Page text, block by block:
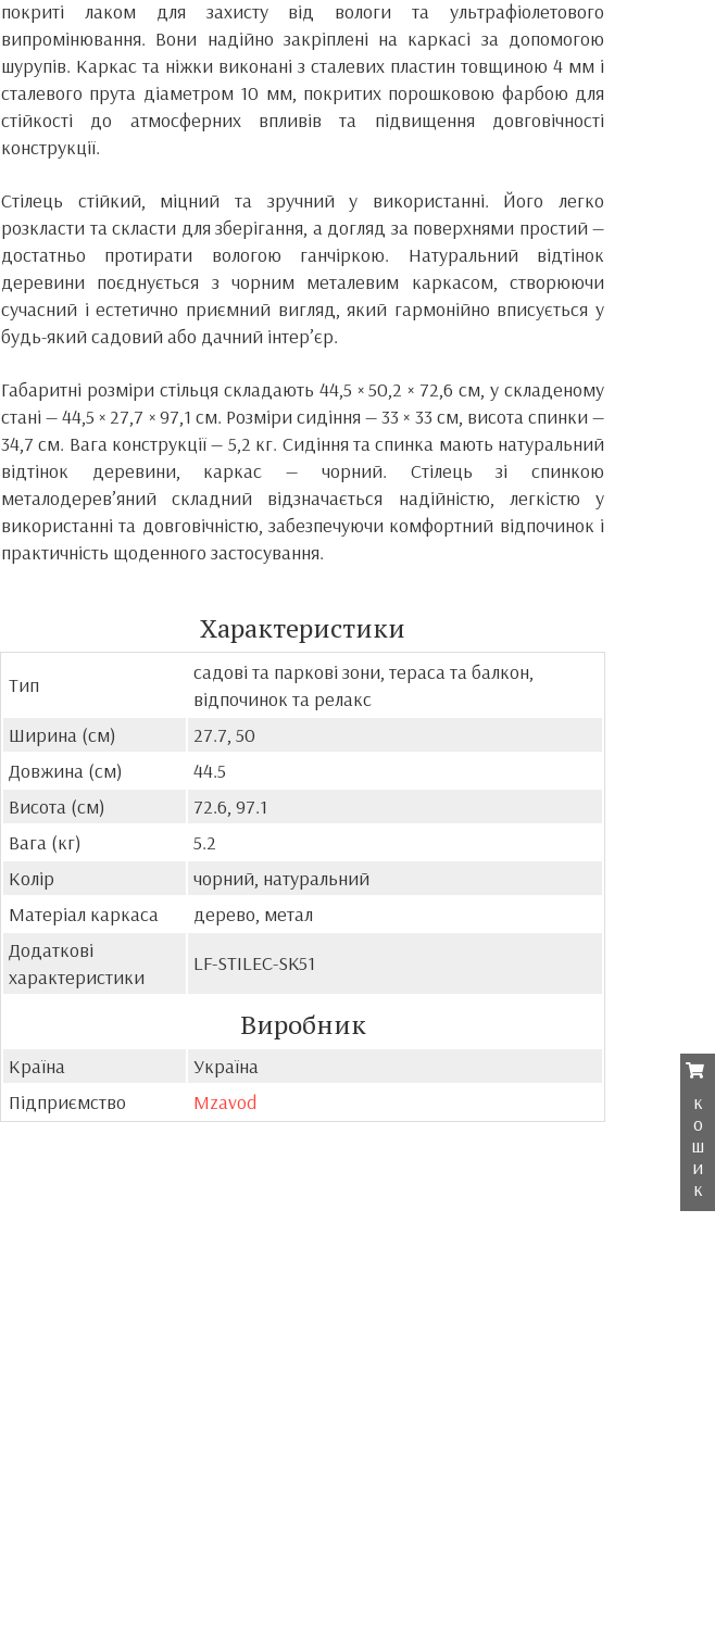
покриті лаком для захисту від вологи та ультрафіолетового
випромінювання. Вони надійно закріплені на каркасі за допомогою
шурупів. Каркас та ніжки виконані з сталевих пластин товщиною 4 мм і
сталевого прута діаметром 10 мм, покритих порошковою фарбою для
стійкості до атмосферних впливів та підвищення довговічності
конструкції.
Стілець стійкий, міцний та зручний у використанні. Його легко
розкласти та скласти для зберігання, а догляд за поверхнями простий —
достатньо протирати вологою ганчіркою. Натуральний відтінок
деревини поєднується з чорним металевим каркасом, створюючи
сучасний і естетично приємний вигляд, який гармонійно вписується у
будь-який садовий або дачний інтер’єр.
Габаритні розміри стільця складають 44,5 × 50,2 × 72,6 см, у складеному
стані — 44,5 × 27,7 × 97,1 см. Розміри сидіння — 33 × 33 см, висота спинки —
34,7 см. Вага конструкції — 5,2 кг. Сидіння та спинка мають натуральний
відтінок деревини, каркас — чорний. Стілець зі спинкою
металодерев’яний складний відзначається надійністю, легкістю у
використанні та довговічністю, забезпечуючи комфортний відпочинок і
практичність щоденного застосування.
Характеристики
Тип
садові та паркові зони, тераса та балкон,
відпочинок та релакс
Ширина (см)
27.7, 50
Довжина (см)
44.5
Висота (см)
72.6, 97.1
Вага (кг)
5.2
Колір
чорний, натуральний
Матеріал каркаса
дерево, метал
Додаткові
характеристики
LF-STILEC-SK51
Виробник
Країна
Україна
Підприємство
Mzavod
к
о
ш
и
к